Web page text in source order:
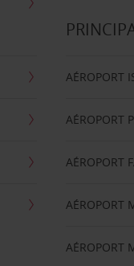
AÉROPORT
AÉROPORT
AÉROPORT
AÉROPORT
AÉROPORT